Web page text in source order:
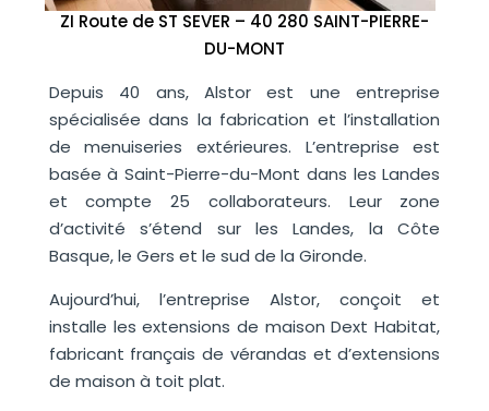
ZI Route de ST SEVER – 40 280 SAINT-PIERRE-
DU-MONT
Depuis 40 ans, Alstor est une entreprise
spécialisée dans la fabrication et l’installation
de menuiseries extérieures. L’entreprise est
basée à Saint-Pierre-du-Mont dans les Landes
et compte 25 collaborateurs. Leur zone
d’activité s’étend sur les Landes, la Côte
Basque, le Gers et le sud de la Gironde.
Aujourd’hui, l’entreprise Alstor, conçoit et
installe les extensions de maison Dext Habitat,
fabricant français de vérandas et d’extensions
de maison à toit plat.